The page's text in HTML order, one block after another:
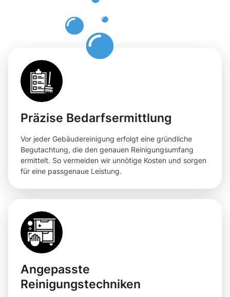
Präzise Bedarfsermittlung
Vor jeder Gebäudereinigung erfolgt eine gründliche
Begutachtung, die den genauen Reinigungsumfang
ermittelt. So vermeiden wir unnötige Kosten und sorgen
für eine passgenaue Leistung.
Angepasste
Reinigungstechniken